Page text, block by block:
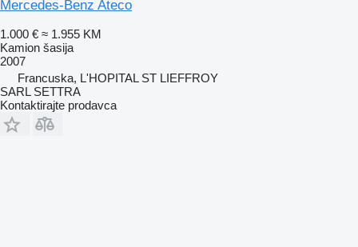
Mercedes-Benz Ateco
1.000 € ≈ 1.955 KM
Kamion šasija
2007
Francuska, L'HOPITAL ST LIEFFROY
SARL SETTRA
Kontaktirajte prodavca